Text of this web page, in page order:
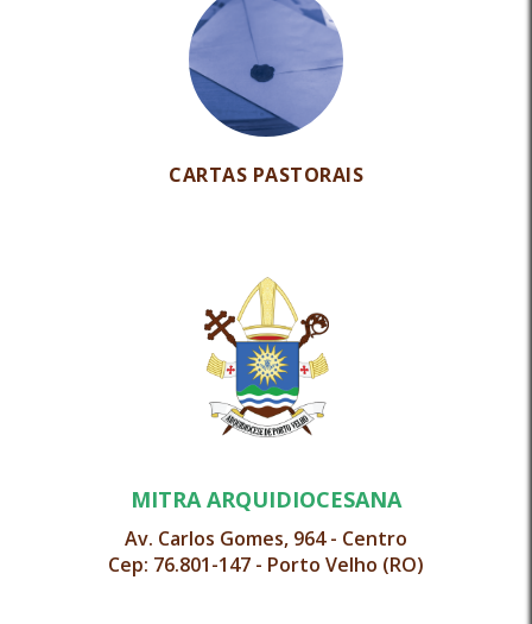
CARTAS PASTORAIS
MITRA ARQUIDIOCESANA
Av. Carlos Gomes, 964 - Centro
Cep: 76.801-147 - Porto Velho (RO)